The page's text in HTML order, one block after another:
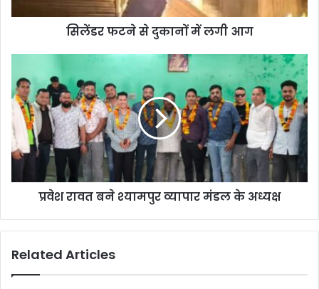
सिलेंडर फटने से दुकानों में लगी आग
प्रवेश रावत बने श्यामपुर व्यापार मंडल के अध्यक्ष
Related Articles